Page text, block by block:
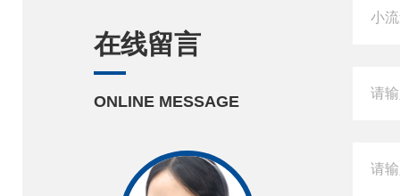
在线留言
ONLINE MESSAGE